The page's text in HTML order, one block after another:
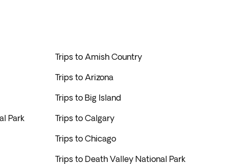
Trips to Amish Country
Trips to Arizona
Trips to Big Island
Park Trips to Calgary
Trips to Chicago
Trips to Death Valley National Park